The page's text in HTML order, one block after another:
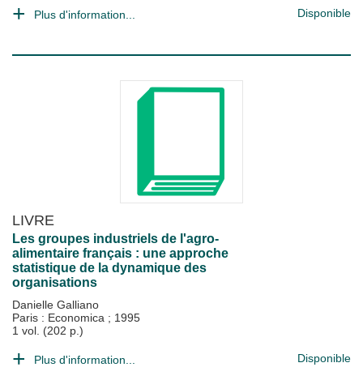
Plus d'information... Disponible
LIVRE
Les groupes industriels de l'agro-
alimentaire français : une approche
statistique de la dynamique des
organisations
Danielle Galliano
Paris : Economica ; 1995
1 vol. (202 p.)
Plus d'information... Disponible